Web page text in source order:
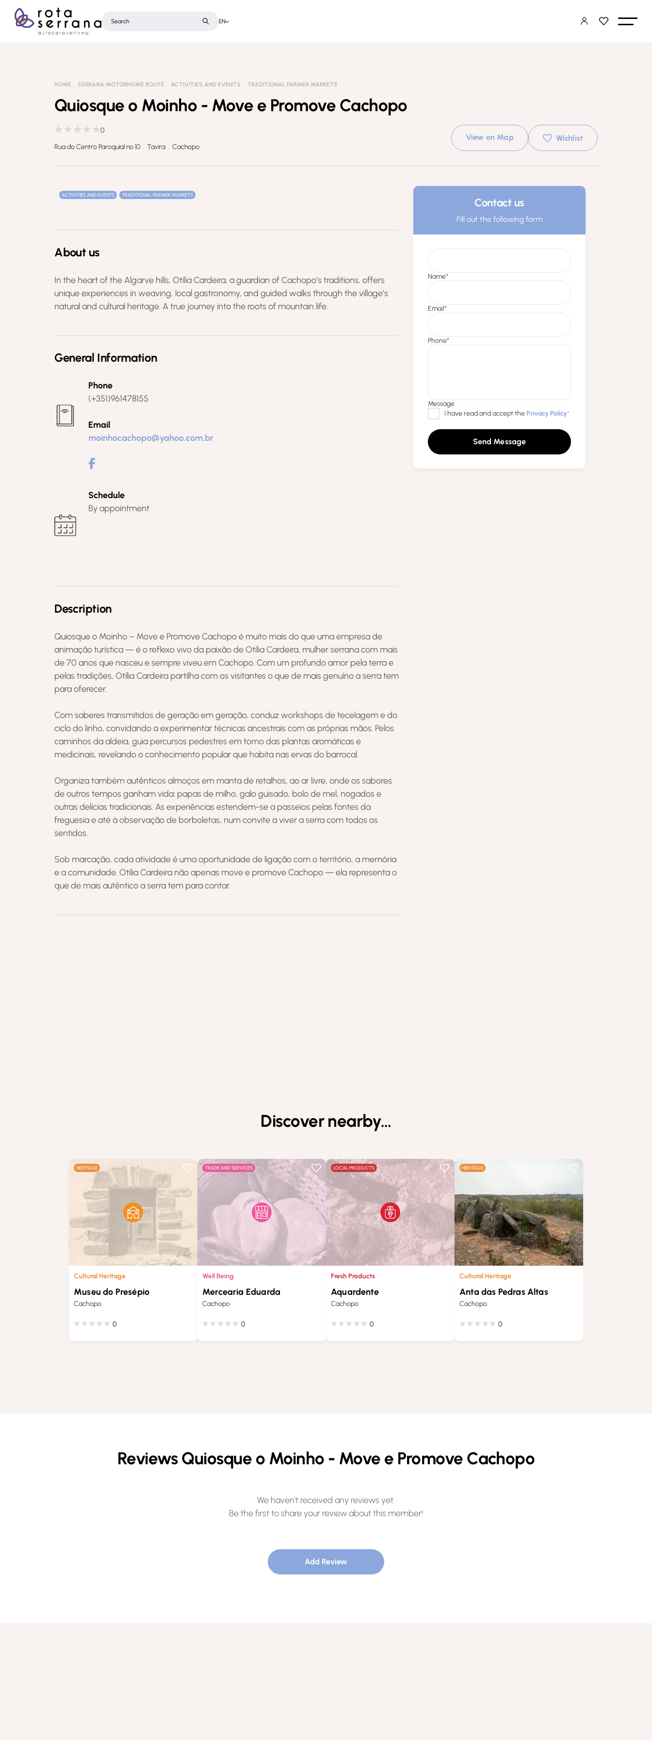
EN
HOME SERRANA MOTORHOME ROUTE ACTIVITIES AND EVENTS TRADITIONAL FARMER MARKETS
Quiosque o Moinho - Move e Promove Cachopo
0
Rua do Centro Paroquial nº 10 . Tavira . Cachopo
View on Map Wishlist
ACTIVITIES AND EVENTS TRADITIONAL FARMER MARKETS
About us
In the heart of the Algarve hills, Otília Cardeira, a guardian of Cachopo’s traditions, offers
unique experiences in weaving, local gastronomy, and guided walks through the village’s
natural and cultural heritage. A true journey into the roots of mountain life.
General Information
Phone
(+351)961478155
Email
moinhocachopo@yahoo.com.br
Schedule
By appointment
Description
Quiosque o Moinho – Move e Promove Cachopo é muito mais do que uma empresa de
animação turística — é o reflexo vivo da paixão de Otília Cardeira, mulher serrana com mais
de 70 anos que nasceu e sempre viveu em Cachopo. Com um profundo amor pela terra e
pelas tradições, Otília Cardeira partilha com os visitantes o que de mais genuíno a serra tem
para oferecer.
Com saberes transmitidos de geração em geração, conduz workshops de tecelagem e do
ciclo do linho, convidando a experimentar técnicas ancestrais com as próprias mãos. Pelos
caminhos da aldeia, guia percursos pedestres em torno das plantas aromáticas e
medicinais, revelando o conhecimento popular que habita nas ervas do barrocal.
Organiza também autênticos almoços em manta de retalhos, ao ar livre, onde os sabores
de outros tempos ganham vida: papas de milho, galo guisado, bolo de mel, nogados e
outras delícias tradicionais. As experiências estendem-se a passeios pelas fontes da
freguesia e até à observação de borboletas, num convite a viver a serra com todos os
sentidos.
Sob marcação, cada atividade é uma oportunidade de ligação com o território, a memória
e a comunidade. Otília Cardeira não apenas move e promove Cachopo — ela representa o
que de mais autêntico a serra tem para contar.
Contact us
Fill out the following form
Send Message
Discover nearby…
HERITAGE
Cultural Heritage
Museu do Presépio
Cachopo
0
TRADE AND SERVICES
Well Being
Mercearia Eduarda
Cachopo
0
LOCAL PRODUCTS
Fresh Products
Aquardente
Cachopo
0
HERITAGE
Cultural Heritage
Anta das Pedras Altas
Cachopo
0
Reviews Quiosque o Moinho - Move e Promove Cachopo
We haven't received any reviews yet.
Be the first to share your review about this member!
Add Review